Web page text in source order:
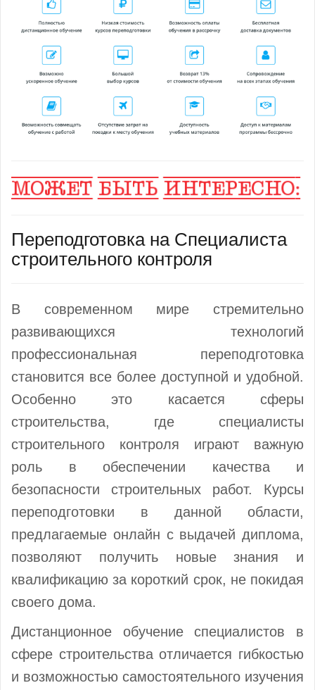
Переподготовка на Специалиста
строительного контроля
В современном мире стремительно
развивающихся технологий
профессиональная переподготовка
становится все более доступной и удобной.
Особенно это касается сферы
строительства, где специалисты
строительного контроля играют важную
роль в обеспечении качества и
безопасности строительных работ. Курсы
переподготовки в данной области,
предлагаемые онлайн с выдачей диплома,
позволяют получить новые знания и
квалификацию за короткий срок, не покидая
своего дома.
Дистанционное обучение специалистов в
сфере строительства отличается гибкостью
и возможностью самостоятельного изучения